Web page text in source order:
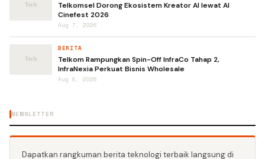
Telkomsel Dorong Ekosistem Kreator AI lewat AI
Cinefest 2026
Aug 7, 2026
BERITA
Telkom Rampungkan Spin-Off InfraCo Tahap 2,
InfraNexia Perkuat Bisnis Wholesale
Aug 8, 2026
NEWSLETTER
Dapatkan rangkuman berita teknologi terbaik langsung di